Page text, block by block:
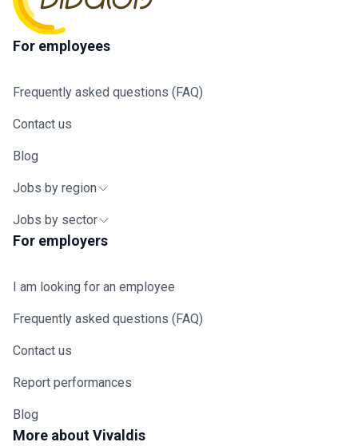
For employees
Frequently asked questions (FAQ)
Contact us
Blog
Jobs by region
Jobs by sector
For employers
I am looking for an employee
Frequently asked questions (FAQ)
Contact us
Report performances
Blog
More about Vivaldis